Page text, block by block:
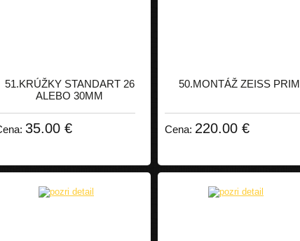
51.KRÚŽKY STANDART 26
ALEBO 30MM
35.00 €
50.MONTÁŽ ZEISS PRIM
Cena: 220.00 €